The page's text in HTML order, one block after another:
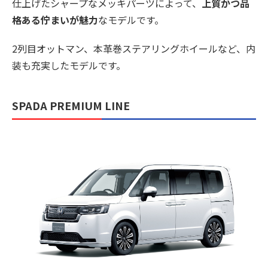
仕上げたシャープなメッキパーツによって、 上質かつ品
格ある佇まいが魅力なモデルです。
2列目オットマン、本革巻ステアリングホイールなど、内
装も充実したモデルです。
SPADA PREMIUM LINE